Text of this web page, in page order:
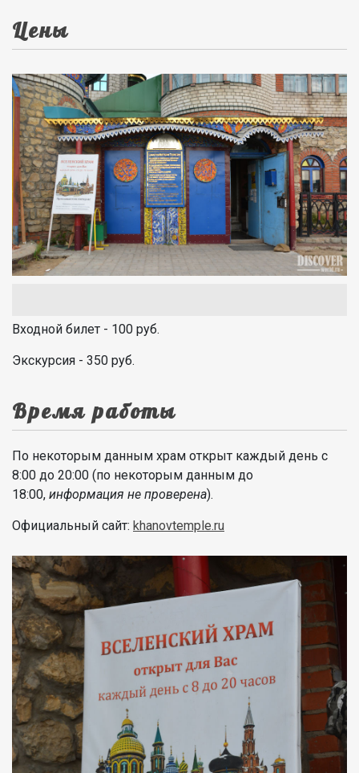
Цены
Входной билет - 100 руб.
Экскурсия - 350 руб.
Время работы
По некоторым данным храм открыт каждый день с
8:00 до 20:00 (по некоторым данным до
18:00, информация не проверена).
Официальный сайт: khanovtemple.ru